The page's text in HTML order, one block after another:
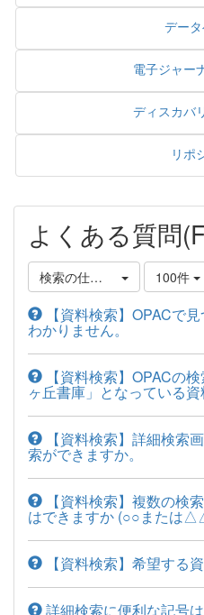
デー
電子ジャー
ディスカバ
リポ
よくある質問
検索の仕方について 100件
【資料検索】OPACで
わかりません。
【資料検索】OPACの
ヶ丘書庫」となっている資
【資料検索】詳細検索
索ができますか。
【資料検索】複数の検
はできますか (○○または
【資料検索】希望する
詳細検索に便利な記号は